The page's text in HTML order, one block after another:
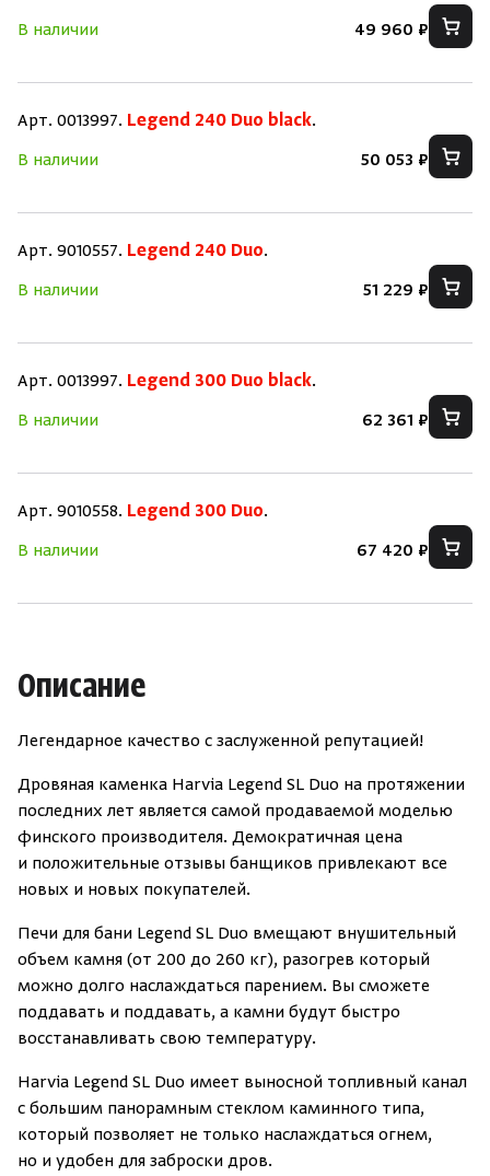
В наличии
49 960 ₽
Арт. 0013997. Legend 240 Duo black.
В наличии
50 053 ₽
Арт. 9010557. Legend 240 Duo.
В наличии
51 229 ₽
Арт. 0013997. Legend 300 Duo black.
В наличии
62 361 ₽
Арт. 9010558. Legend 300 Duo.
В наличии
67 420 ₽
Описание
Легендарное качество с заслуженной репутацией!
Дровяная каменка Harvia Legend SL Duo на протяжении
последних лет является самой продаваемой моделью
финского производителя. Демократичная цена
и положительные отзывы банщиков привлекают все
новых и новых покупателей.
Печи для бани Legend SL Duo вмещают внушительный
объем камня (от 200 до 260 кг), разогрев который
можно долго наслаждаться парением. Вы сможете
поддавать и поддавать, а камни будут быстро
восстанавливать свою температуру.
Harvia Legend SL Duo имеет выносной топливный канал
с большим панорамным стеклом каминного типа,
который позволяет не только наслаждаться огнем,
но и удобен для заброски дров.
На главную
Войти
Зарегистрироваться
Зарегистрироваться